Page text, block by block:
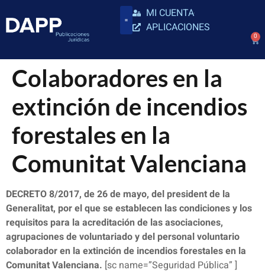
MI CUENTA
APLICACIONES
0
Colaboradores en la
extinción de incendios
forestales en la
Comunitat Valenciana
DECRETO 8/2017, de 26 de mayo, del president de la
Generalitat, por el que se establecen las condiciones y los
requisitos para la acreditación de las asociaciones,
agrupaciones de voluntariado y del personal voluntario
colaborador en la extinción de incendios forestales en la
Comunitat Valenciana. [sc name=”Seguridad Pública” ]